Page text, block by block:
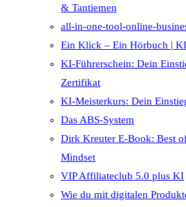
& Tantiemen
all-in-one-tool-online-
Ein Klick – Ein Hörbuch |
KI-Führerschein: Dein
Zertifikat
KI-Meisterkurs: Dein
Das ABS-System
Dirk Kreuter E-Book: Best
Mindset
VIP Affiliateclub 5.0 plus KI
Wie du mit digitalen